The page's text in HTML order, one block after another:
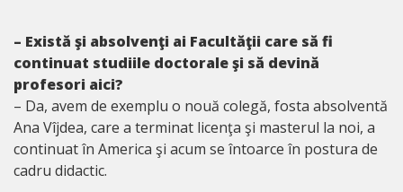
– Există şi absolvenţi ai Facultăţii care să fi
continuat studiile doctorale şi să devină
profesori aici?
– Da, avem de exemplu o nouă colegă, fosta absolventă
Ana Vîjdea, care a terminat licenţa şi masterul la noi, a
continuat în America şi acum se întoarce în postura de
cadru didactic.